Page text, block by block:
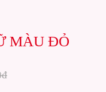
MÀU ĐỎ